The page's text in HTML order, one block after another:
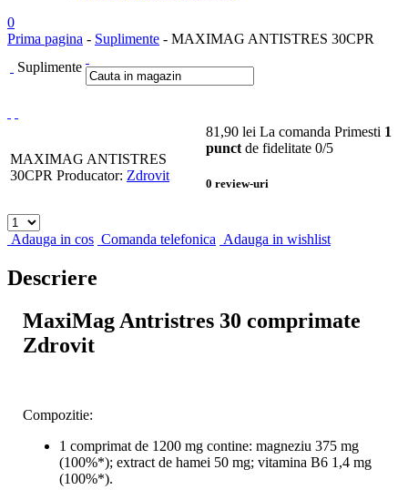
0
Prima pagina - Suplimente - MAXIMAG ANTISTRES 30CPR
Suplimente
MAXIMAG ANTISTRES
30CPR Producator: Zdrovit
81,90 lei La comanda Primesti 1
punct de fidelitate 0/5
0 review-uri
Adauga in cos Comanda telefonica Adauga in wishlist
Descriere
MaxiMag Antristres 30 comprimate
Zdrovit
Compozitie:
1 comprimat de 1200 mg contine: magneziu 375 mg
(100%*); extract de hamei 50 mg; vitamina B6 1,4 mg
(100%*).